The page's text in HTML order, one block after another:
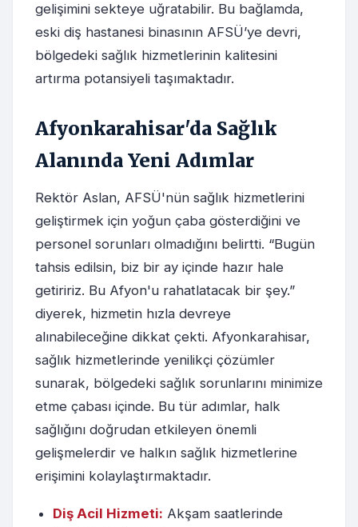
gelişimini sekteye uğratabilir. Bu bağlamda,
eski diş hastanesi binasının AFSÜ’ye devri,
bölgedeki sağlık hizmetlerinin kalitesini
artırma potansiyeli taşımaktadır.
Afyonkarahisar'da Sağlık
Alanında Yeni Adımlar
Rektör Aslan, AFSÜ'nün sağlık hizmetlerini
geliştirmek için yoğun çaba gösterdiğini ve
personel sorunları olmadığını belirtti. “Bugün
tahsis edilsin, biz bir ay içinde hazır hale
getiririz. Bu Afyon'u rahatlatacak bir şey.”
diyerek, hizmetin hızla devreye
alınabileceğine dikkat çekti. Afyonkarahisar,
sağlık hizmetlerinde yenilikçi çözümler
sunarak, bölgedeki sağlık sorunlarını minimize
etme çabası içinde. Bu tür adımlar, halk
sağlığını doğrudan etkileyen önemli
gelişmelerdir ve halkın sağlık hizmetlerine
erişimini kolaylaştırmaktadır.
Diş Acil Hizmeti: Akşam saatlerinde